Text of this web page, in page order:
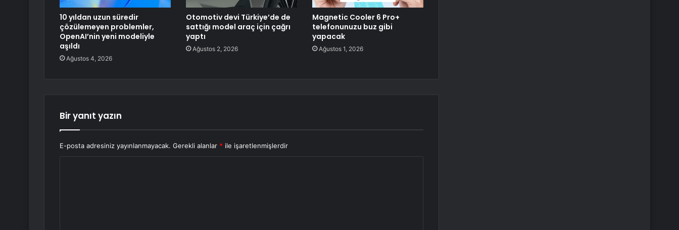
10 yıldan uzun süredir
çözülemeyen problemler,
OpenAI’nin yeni modeliyle
aşıldı
Ağustos 4, 2026
Otomotiv devi Türkiye’de de
sattığı model araç için çağrı
yaptı
Ağustos 2, 2026
Magnetic Cooler 6 Pro+
telefonunuzu buz gibi
yapacak
Ağustos 1, 2026
Bir yanıt yazın
E-posta adresiniz yayınlanmayacak. Gerekli alanlar * ile işaretlenmişlerdir